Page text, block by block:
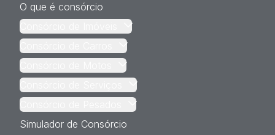
O que é consórcio
Simulador de Consórcio